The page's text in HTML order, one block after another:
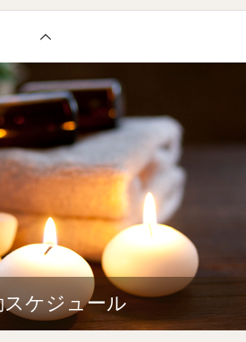
スケジュール